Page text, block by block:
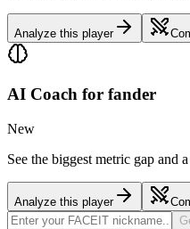
Analyze this player
AI Coach for fander
New
See the biggest metric gap
Analyze this player